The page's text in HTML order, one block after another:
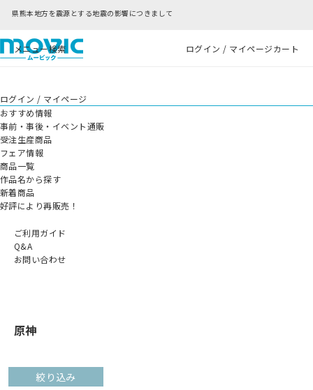
RFC違反アドレスのご利用について
メニュー検索 ログイン / マイページカート
ログイン / マイページ
おすすめ情報
事前・事後・イベント通販
受注生産商品
フェア情報
商品一覧
作品名から探す
新着商品
好評により再販売！
ご利用ガイド
Q&A
お問い合わせ
原神
絞り込み